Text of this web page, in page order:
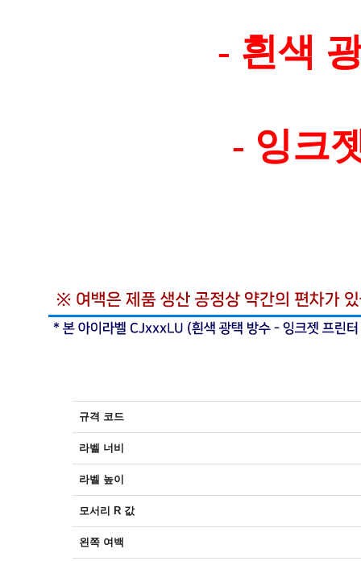
- 흰색
- 잉크
규격 코드
라벨 너비
라벨 높이
모서리 R 값
왼쪽 여백